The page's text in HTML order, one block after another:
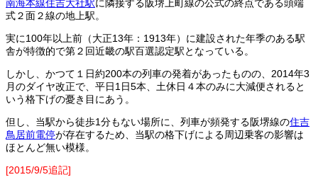
南海本線住吉大社駅に隣接する阪堺上町線の公式の終点である頭端
式２面２線の地上駅。
実に100年以上前（大正13年：1913年）に建設された年季のある駅
舎が特徴的で第２回近畿の駅百選認定駅となっている。
しかし、かつて１日約200本の列車の発着があったものの、2014年3
月のダイヤ改正で、平日1日5本、土休日４本のみに大減便されると
いう格下げの憂き目にあう。
但し、当駅から徒歩1分もない場所に、列車が頻発する阪堺線の住吉
鳥居前電停が存在するため、当駅の格下げによる周辺乗客の影響は
ほとんど無い模様。
[2015/9/5追記]